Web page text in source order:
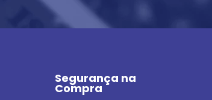
Segurança na
Compra